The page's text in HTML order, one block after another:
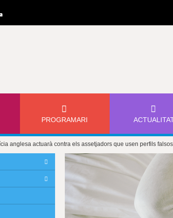
PROGRAMARI
anglesa actuarà contra els assetjadors que usen perfils